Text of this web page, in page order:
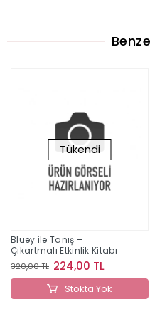
Tükendi
Bluey ile Tanış –
Çıkartmalı Etkinlik Kitabı
320,00 TL 224,00 TL
Stokta Yok